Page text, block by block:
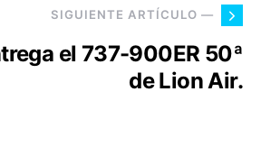
SIGUIENTE ARTÍCULO —
el 737-900ER 50ª
de Lion Air.